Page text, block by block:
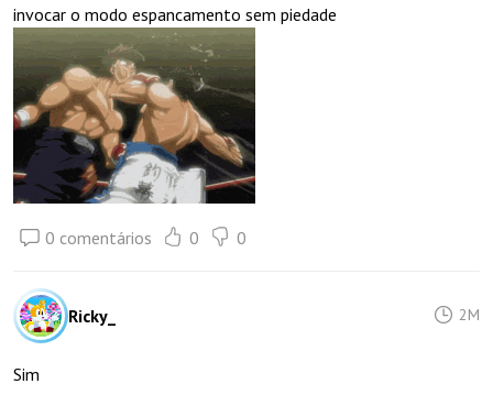
invocar o modo espancamento sem piedade
0 comentários 0 0
Ricky_ 2M
Sim